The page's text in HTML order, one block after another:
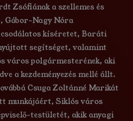
Zsófiának a szellemes és
Gábor-Nagy Nóra
csodálatos kíséretet, Baráti
segítséget, valamint
város polgármesterének, aki
a kezdeményezés mellé állt.
Csuga Zoltánné Marikát
munkájáért, Siklós város
testületét, akik anyagi